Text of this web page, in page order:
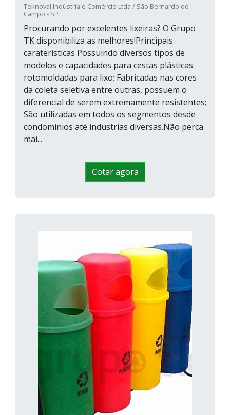
Teknoval Indústria e Comércio Ltda / São Bernardo do
Campo - SP
Procurando por excelentes lixeiras? O Grupo
TK disponibiliza as melhores!Principais
caraterísticas Possuindo diversos tipos de
modelos e capacidades para cestas plásticas
rotomoldadas para lixo; Fabricadas nas cores
da coleta seletiva entre outras, possuem o
diferencial de serem extremamente resistentes;
São utilizadas em todos os segmentos desde
condomínios até industrias diversas.Não perca
mai...
Cotar agora